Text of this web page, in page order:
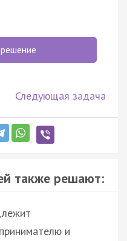
Следующая задача
также решают:
и